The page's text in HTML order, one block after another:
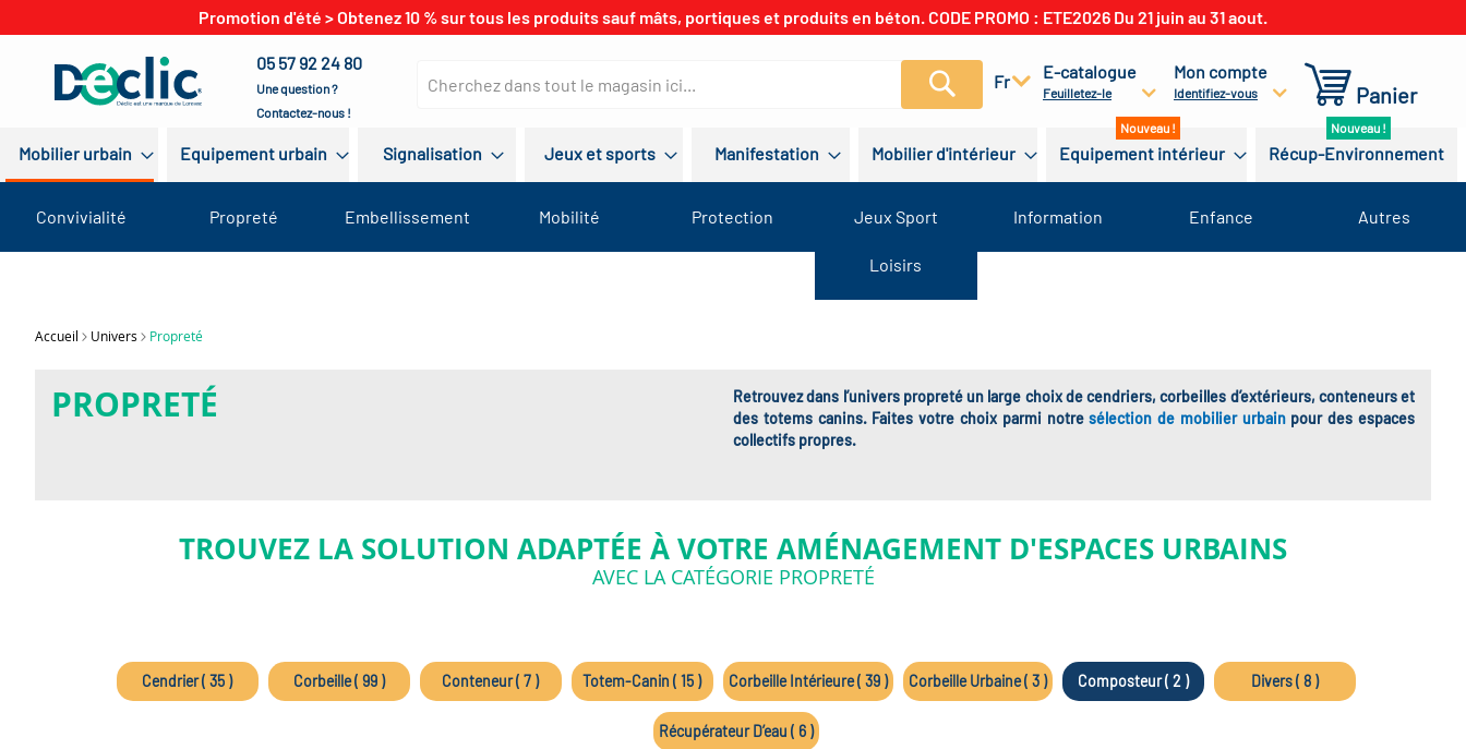
Promotion d'été > Obtenez 10 % sur tous les produits sauf mâts, portiques et produits en béton. CODE PROMO : ETE2026 Du 21 juin au 31 aout.
05 57 92 24 80
Une question ?
Contactez-nous !
Recherchez
Fr E-catalogue
Feuilletez-le
Mon compte
Identifiez-vous Panier
Mobilier urbain Equipement urbain Signalisation Jeux et sports Manifestation Mobilier d'intérieur Equipement intérieur Récup-Environnement
Convivialité Propreté Embellissement Mobilité Protection Jeux Sport
Loisirs
Information Enfance Autres
Accueil Univers Propreté
PROPRETÉ
Retrouvez dans l’univers propreté un large choix de cendriers, corbeilles d’extérieurs, conteneurs et
des totems canins. Faites votre choix parmi notresélection de mobilier urbainpour des espaces
collectifs propres.
TROUVEZ LA SOLUTION ADAPTÉE À VOTRE AMÉNAGEMENT D'ESPACES URBAINS
AVEC LA CATÉGORIE PROPRETÉ
Cendrier ( 35 ) Corbeille ( 99 ) Conteneur ( 7 ) Totem-Canin ( 15 ) Corbeille Intérieure ( 39 ) Corbeille Urbaine ( 3 ) Composteur ( 2 ) Divers ( 8 )
Récupérateur D’eau ( 6 )